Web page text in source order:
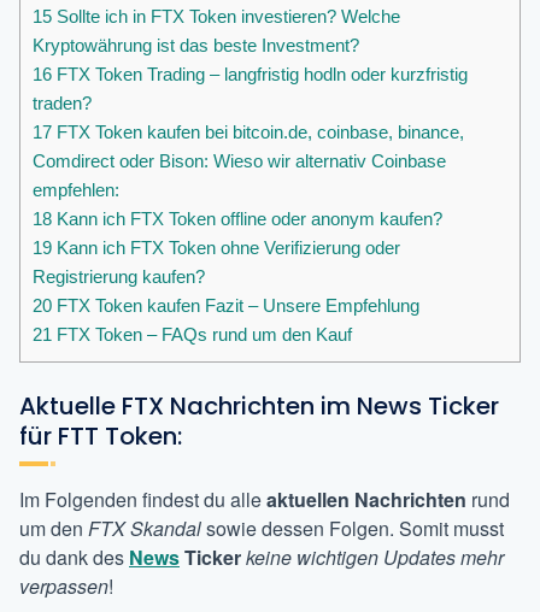
15 Sollte ich in FTX Token investieren? Welche
Kryptowährung ist das beste Investment?
16 FTX Token Trading – langfristig hodln oder kurzfristig
traden?
17 FTX Token kaufen bei bitcoin.de, coinbase, binance,
Comdirect oder Bison: Wieso wir alternativ Coinbase
empfehlen:
18 Kann ich FTX Token offline oder anonym kaufen?
19 Kann ich FTX Token ohne Verifizierung oder
Registrierung kaufen?
20 FTX Token kaufen Fazit – Unsere Empfehlung
21 FTX Token – FAQs rund um den Kauf
Aktuelle FTX Nachrichten im News Ticker
für FTT Token:
Im Folgenden findest du alleaktuellen Nachrichten rund
um den FTX Skandalsowie dessen Folgen. Somit musst
du dank des NewsTickerkeine wichtigen Updates mehr
verpassen!